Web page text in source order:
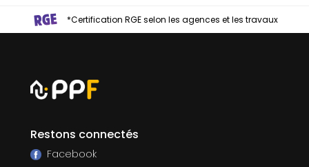
*Certification RGE selon les agences et les travaux
Restons connectés
Facebook